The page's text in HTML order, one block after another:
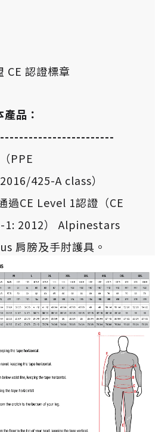
CE 認證標章
品：
PPE
425-A class）
過CE Level 1認證（CE
1: 2012） Alpinestars
肩膀及手肘護具。